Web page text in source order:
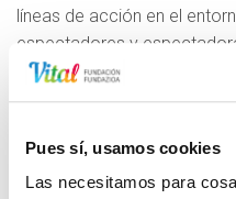
Pues sí, usamos cookies
Las necesitamos para
líneas de acción en el
espectadores y
integran el proyecto Teatro
es la estructura que va a
a los Centros Educativos